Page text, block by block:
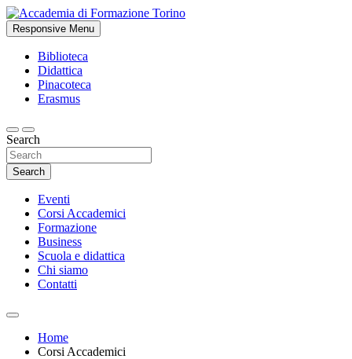
Skip
to
content
Studi accademici e corsi di formazione
Responsive Menu
Biblioteca
Didattica
Pinacoteca
Erasmus
Search
Search
Eventi
Corsi Accademici
Formazione
Business
Scuola e didattica
Chi siamo
Contatti
Home
Corsi Accademici